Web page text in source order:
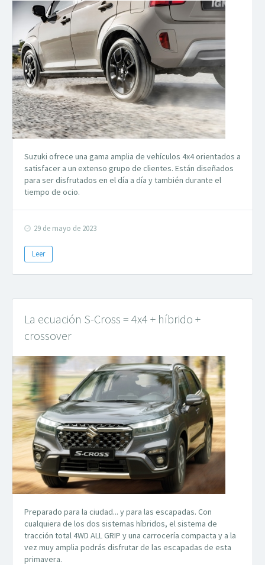
Suzuki ofrece una gama amplia de vehículos 4x4 orientados a
satisfacer a un extenso grupo de clientes. Están diseñados
para ser disfrutados en el día a día y también durante el
tiempo de ocio.
29 de mayo de 2023
Leer
La ecuación S-Cross = 4x4 + híbrido +
crossover
Preparado para la ciudad... y para las escapadas. Con
cualquiera de los dos sistemas híbridos, el sistema de
tracción total 4WD ALL GRIP y una carrocería compacta y a la
vez muy amplia podrás disfrutar de las escapadas de esta
primavera.